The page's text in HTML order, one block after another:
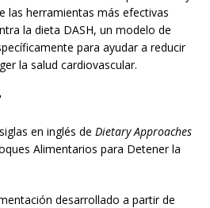
las herramientas más efectivas
la dieta DASH, un modelo de
para ayudar a reducir
la salud cardiovascular.
en inglés de Dietary Approaches
Alimentarios para Detener la
desarrollado a partir de